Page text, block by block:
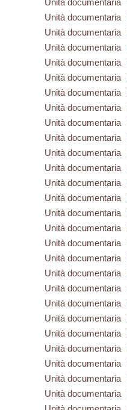
Unità documentaria
Unità documentaria
Unità documentaria
Unità documentaria
Unità documentaria
Unità documentaria
Unità documentaria
Unità documentaria
Unità documentaria
Unità documentaria
Unità documentaria
Unità documentaria
Unità documentaria
Unità documentaria
Unità documentaria
Unità documentaria
Unità documentaria
Unità documentaria
Unità documentaria
Unità documentaria
Unità documentaria
Unità documentaria
Unità documentaria
Unità documentaria
Unità documentaria
Unità documentaria
Unità documentaria